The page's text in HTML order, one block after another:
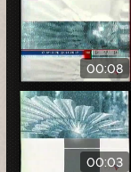
00:08
00:03